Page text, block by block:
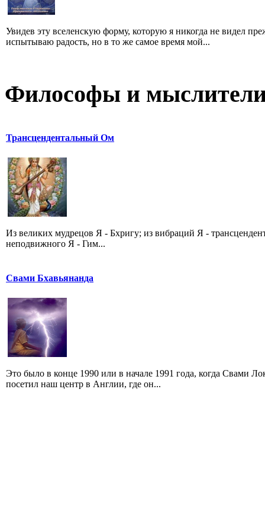
Увидев эту вселенскую форму, которую я никогда не видел
испытываю радость, но в то же самое время мой...
Философы и
Трансцендентальный Ом
Из великих мудрецов Я - Бхригу; из вибраций Я -
неподвижного Я - Гим...
Свами Бхавьянанда
Это было в конце 1990 или в начале 1991 года, когда Свами
посетил наш центр в Англии, где он...